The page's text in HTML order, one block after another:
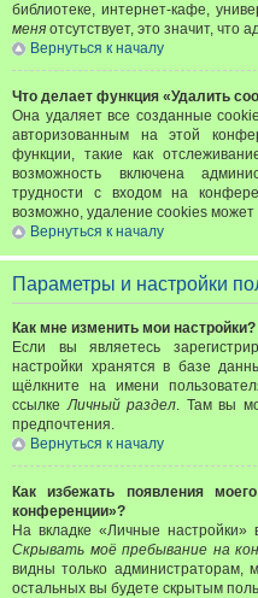
библиотеке, интернет-кафе,
меня отсутствует, это значит, что
Вернуться к началу
Что делает функция «Удалить
Она удаляет все созданные
авторизованным на этой
функции, такие как
возможность включена
трудности с входом на
возможно, удаление cookies может
Вернуться к началу
Параметры и настройки
Как мне изменить мои настройки?
Если вы являетесь
настройки хранятся в базе
щёлкните на имени
ссылкеЛичный раздел. Там вы
предпочтения.
Вернуться к началу
Как избежать появления
конференции»?
На вкладке «Личные
Скрывать моё пребывание на
видны только администраторам,
остальных вы будете скрытым